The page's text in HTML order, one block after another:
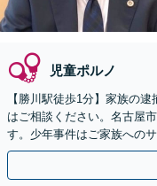
児童ポルノ
【勝川駅徒歩1分】家族の
はご相談ください。名古屋
す。少年事件はご家族への
さい